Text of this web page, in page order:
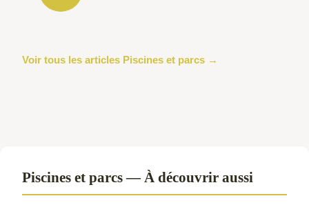
Voir tous les articles Piscines et parcs →
Piscines et parcs — À découvrir aussi